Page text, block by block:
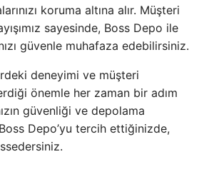
koruma altına alır. Müşteri
sayesinde, Boss Depo ile
güvenle muhafaza edebilirsiniz.
deneyimi ve müşteri
önemle her zaman bir adım
güvenliği ve depolama
Depo’yu tercih ettiğinizde,